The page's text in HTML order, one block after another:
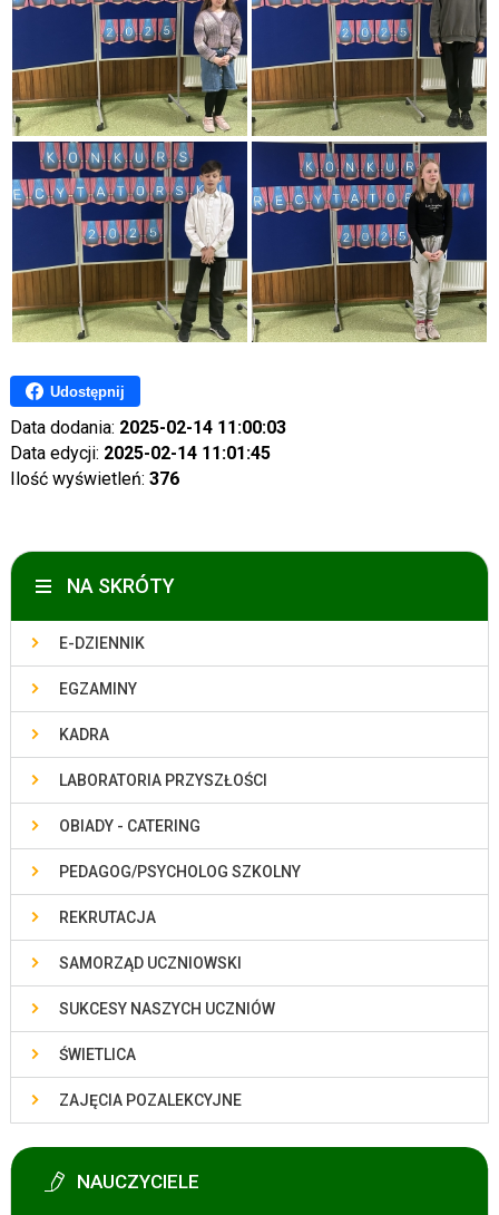
Udostępnij
Data dodania: 2025-02-14 11:00:03
Data edycji: 2025-02-14 11:01:45
Ilość wyświetleń: 376
NA SKRÓTY
E-DZIENNIK
EGZAMINY
KADRA
LABORATORIA PRZYSZŁOŚCI
OBIADY - CATERING
PEDAGOG/PSYCHOLOG SZKOLNY
REKRUTACJA
SAMORZĄD UCZNIOWSKI
SUKCESY NASZYCH UCZNIÓW
ŚWIETLICA
ZAJĘCIA POZALEKCYJNE
NAUCZYCIELE